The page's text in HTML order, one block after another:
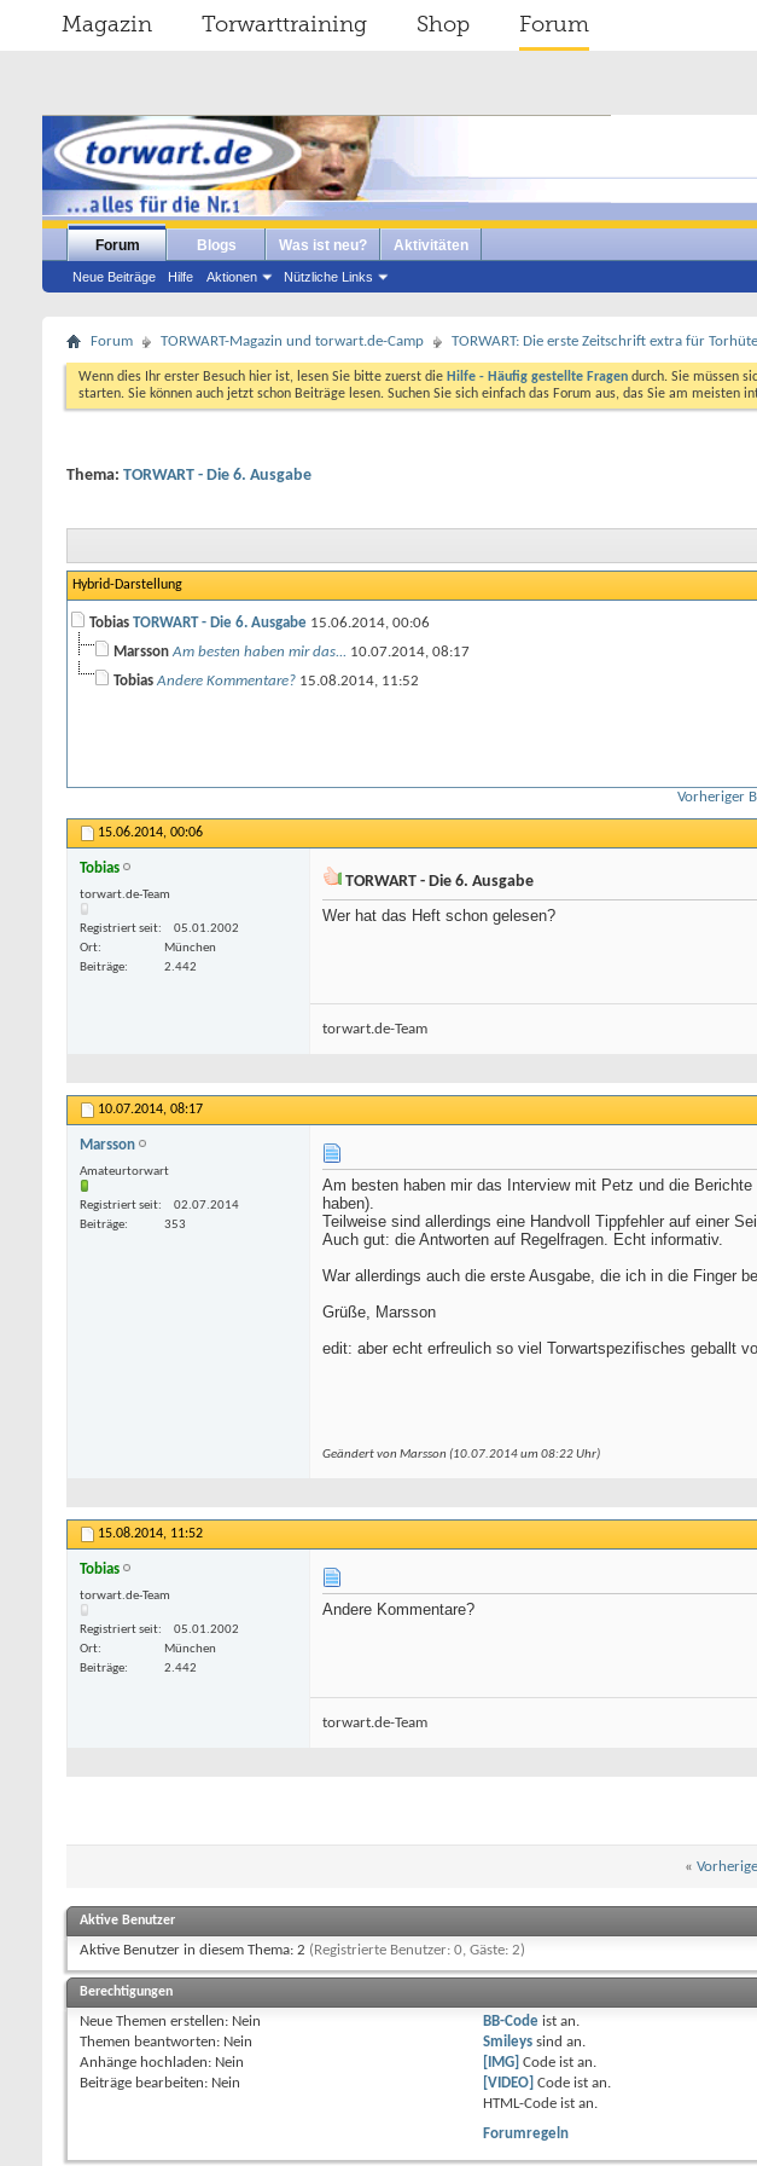
Magazin Torwarttraining Shop Forum
Forum
Neue Beiträge Hilfe Aktionen Nützliche Links
Blogs Was ist neu? Aktivitäten
Forum TORWART-Magazin und torwart.de-Camp TORWART: Die erste Zeitschrift extra für
Wenn dies Ihr erster Besuch hier ist, lesen Sie bitte zuerst die Hilfe - Häufig gestellte Fragen durch. Sie müssen
starten. Sie können auch jetzt schon Beiträge lesen. Suchen Sie sich einfach das Forum aus, das Sie am meisten
Thema: TORWART - Die 6. Ausgabe
Hybrid-Darstellung
Tobias TORWART - Die 6. Ausgabe 15.06.2014, 00:06
Marsson Am besten haben mir das... 10.07.2014, 08:17
Tobias Andere Kommentare? 15.08.2014, 11:52
Vorheriger
15.06.2014, 00:06
Tobias
torwart.de-Team
freivideocategorie/4/teen/
Registriert seit
05.01.2002
Ort
München
Beiträge
2.442
TORWART - Die 6. Ausgabe
Wer hat das Heft schon gelesen?
torwart.de-Team
10.07.2014, 08:17
Marsson
Amateurtorwart
Registriert seit
02.07.2014
Beiträge
353
Am besten haben mir das Interview mit Petz und die
haben).
Teilweise sind allerdings eine Handvoll Tippfehler auf einer
Auch gut: die Antworten auf Regelfragen. Echt informativ.
War allerdings auch die erste Ausgabe, die ich in die Finger
Grüße, Marsson
edit: aber echt erfreulich so viel Torwartspezifisches geballt
Geändert von Marsson (10.07.2014 um 08:22Uhr)
15.08.2014, 11:52
Tobias
torwart.de-Team
freivideocategorie/4/teen/ kostenlose porno
Registriert seit
05.01.2002
Ort
München
Beiträge
2.442
Andere Kommentare?
torwart.de-Team
«
Aktive Benutzer
Aktive Benutzer in diesem Thema: 2 (Registrierte Benutzer: 0, Gäste: 2)
Berechtigungen
Neue Themen erstellen: Nein
Themen beantworten: Nein
Anhänge hochladen: Nein
Beiträge bearbeiten: Nein
BB-Code istan.
Smileys sindan.
[IMG] Code istan.
[VIDEO] Code istan.
HTML-Code istan.
Forumregeln